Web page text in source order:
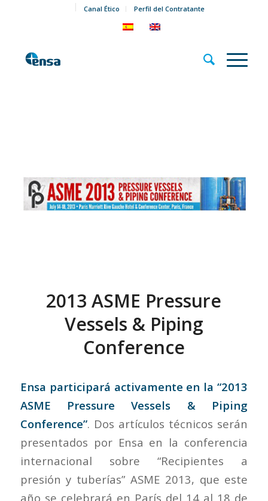
Canal Ético Perfil del Contratante
2013 ASME Pressure
Vessels & Piping
Conference
Ensa participará activamente en la “2013
ASME Pressure Vessels & Piping
Conference”. Dos artículos técnicos serán
presentados por Ensa en la conferencia
internacional sobre “Recipientes a
presión y tuberías” ASME 2013, que este
año se celebrará en París del 14 al 18 de